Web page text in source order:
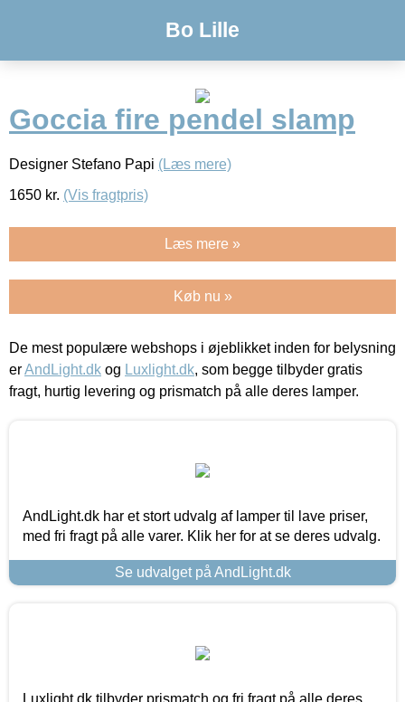
Bo Lille
Goccia fire pendel slamp
Designer Stefano Papi (Læs mere)
1650 kr. (Vis fragtpris)
Læs mere »
Køb nu »
De mest populære webshops i øjeblikket inden for belysning
erAndLight.dk og Luxlight.dk, som begge tilbyder gratis
fragt, hurtig levering og prismatch på alle deres lamper.
AndLight.dk har et stort udvalg af lamper til lave priser,
med fri fragt på alle varer. Klik her for at se deres udvalg.
Se udvalget på AndLight.dk
Luxlight.dk tilbyder prismatch og fri fragt på alle deres